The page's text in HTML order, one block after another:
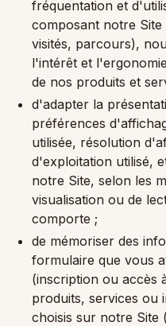
fréquentation et
composant notre
visités, parcours),
l'intérêt et
de nos produits et
d'adapter la
préférences
utilisée, résolution
d'exploitation utilisé,
notre Site, selon les
visualisation ou de
comporte ;
de mémoriser des
formulaire que vous
(inscription ou accès
produits, services ou
choisis sur notre Site